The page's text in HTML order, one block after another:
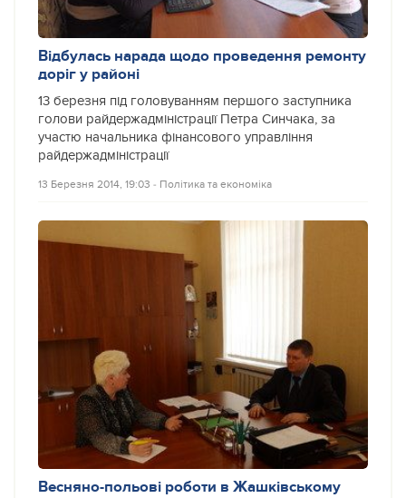
Відбулась нарада щодо проведення ремонту
доріг у районі
13 березня під головуванням першого заступника
голови райдержадміністрації Петра Синчака, за
участю начальника фінансового управління
райдержадміністрації
13 Березня 2014, 19:03 ‐ Політика та економіка
Весняно-польові роботи в Жашківському